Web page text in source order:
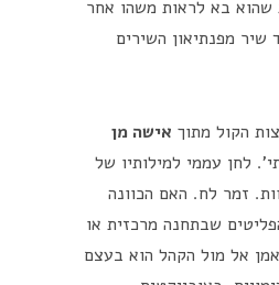
בא לראות משהו אחר
מפנתיאון השירים
הקול מתוך אישה מן
לחן עממי למילותיו של
זמר לח. האם הכוונה
שבתחנה מרכזית או
אל מול הקהל הוא בעצם